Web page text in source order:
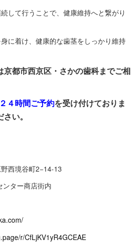
して行うことで、健康維持へと繋がり
に着け、健康的な歯茎をしっかり維持
京都市西京区・さかの歯科までご相
２４時間ご予約を受け付けておりま
い。
西境谷町2−14-13
ター商店街内
r/CfLjKV1yR4GCEAE